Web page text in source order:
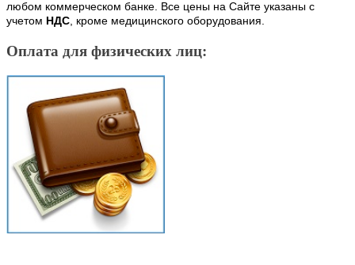
любом коммерческом банке. Все цены на Сайте указаны с
учетом НДС, кроме медицинского оборудования.
Оплата для физических лиц: